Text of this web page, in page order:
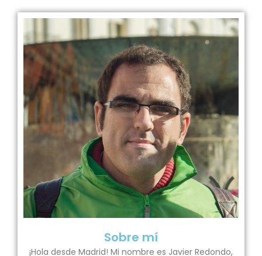
Sobre mí
¡Hola desde Madrid! Mi nombre es Javier Redondo,